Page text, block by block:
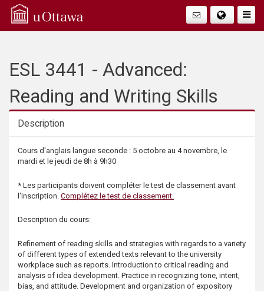
Q
Faire
ESL 3441 - Advanced:
Reading and Writing Skills
Description
Description
Cours d'anglais langue seconde : 5 octobre au 4 novembre, le
mardi et le jeudi de 8h à 9h30
* Les participants doivent compléter le test de classement avant
l'inscription. Complétez le test de classement.
Description du cours:
Refinement of reading skills and strategies with regards to a variety
of different types of extended texts relevant to the university
workplace such as reports. Introduction to critical reading and
analysis of idea development. Practice in recognizing tone, intent,
bias, and attitude. Development and organization of expository